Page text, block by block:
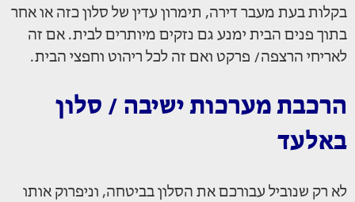
בקלות בעת מעבר דירה, תימרון עדין של סלון כזה או אחר
בתוך פנים הבית ימנע גם נזקים מיותרים לבית. אם זה
לאריחי הרצפה/ פרקט ואם זה לכל ריהוט וחפצי הבית.
הרכבת מערכות ישיבה / סלון
באלעד
לא רק שנוביל עבורכם את הסלון בביטחה, וניפרוק אותו